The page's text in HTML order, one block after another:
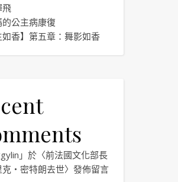
飛
公主病康復
如香】第五章：舞影如香
」於〈前法國文化部長
克・密特朗去世〉發佈留言